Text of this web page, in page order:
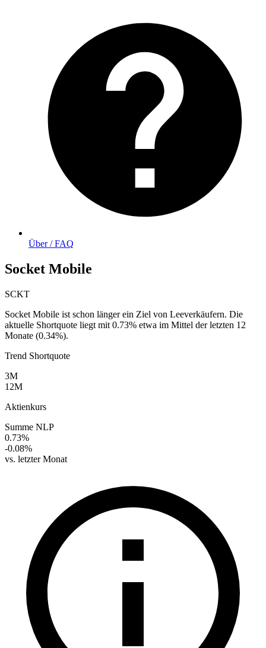
Über / FAQ
Socket Mobile
SCKT
Socket Mobile ist schon länger ein Ziel von Leeverkäufern. Die
aktuelle Shortquote liegt mit 0.73% etwa im Mittel der letzten 12
Monate (0.34%).
Trend Shortquote
3M
12M
Aktienkurs
Summe NLP
0.73%
-0.08%
vs. letzter Monat